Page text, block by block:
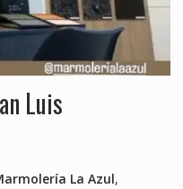
Luis
La Azul,